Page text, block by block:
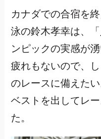
カナダでの合宿を
泳の鈴木孝幸は、
ンピックの実感が
疲れもないので、
のレースに備えた
ベストを出してレ
た。